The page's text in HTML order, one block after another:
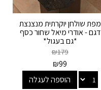
מפת שולחן יוקרתית מנצנצת
דגם - אודרי מיאל שחור כסף
*גם בעגול*
₪179
₪99
הוספה לעגלה